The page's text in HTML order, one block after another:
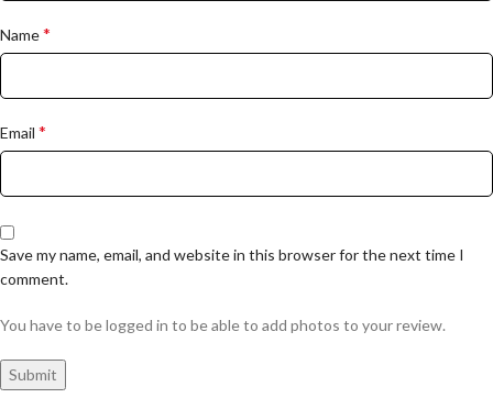
Name*
Email *
Save my name, email, and website in this browser for the next time I
comment.
You have to be logged in to be able to add photos to your review.